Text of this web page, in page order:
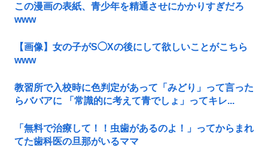
この漫画の表紙、青少年を精通させにかかりすぎだろ
www
【画像】女の子がS◯Xの後にして欲しいことがこちら
www
教習所で入校時に色判定があって「みどり」って言った
らババアに 「常識的に考えて青でしょ」ってキレ...
「無料で治療して！！虫歯があるのよ！」ってからまれ
てた歯科医の旦那がいるママ